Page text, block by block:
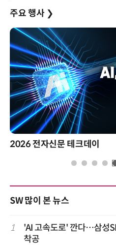
주요 행사 ❯
2026 전자신문 테크데이
SW 많이 본 뉴스
1
'AI 고속도로' 깐다…삼성
착공